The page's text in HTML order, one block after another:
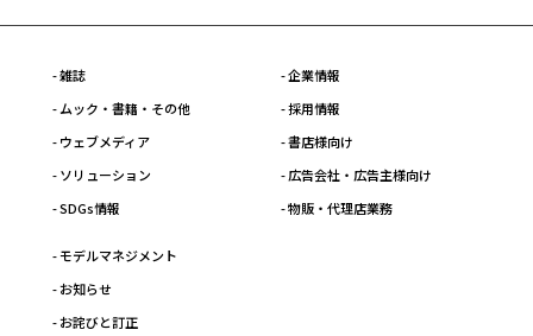
- 雑誌
- ムック・書籍・その他
- ウェブメディア
- ソリューション
- SDGs情報
- 企業情報
- 採用情報
- 書店様向け
- 広告会社・広告主様向け
- 物販・代理店業務
- モデルマネジメント
- お知らせ
- お詫びと訂正